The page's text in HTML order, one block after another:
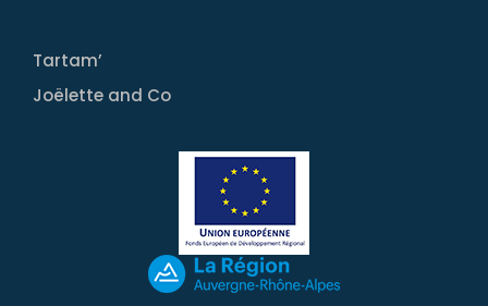
Tartam’
Joëlette and Co